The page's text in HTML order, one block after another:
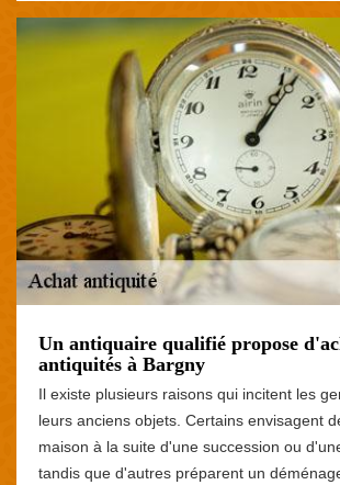
Un antiquaire qualifié propose
antiquités à Bargny
Il existe plusieurs raisons qui incitent les
leurs anciens objets. Certains envisagent
maison à la suite d'une succession ou
tandis que d'autres préparent un